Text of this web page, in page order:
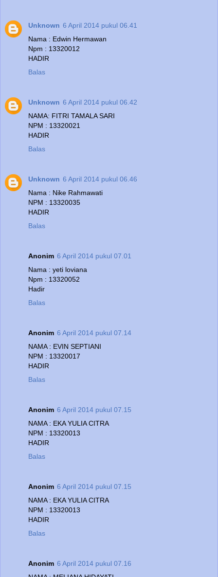
Unknown 6 April 2014 pukul 06.41
Nama : Edwin Hermawan
Npm : 13320012
HADIR
Balas
Unknown 6 April 2014 pukul 06.42
NAMA: FITRI TAMALA SARI
NPM : 13320021
HADIR
Balas
Unknown 6 April 2014 pukul 06.46
Nama : Nike Rahmawati
NPM : 13320035
HADIR
Balas
Anonim 6 April 2014 pukul 07.01
Nama : yeti loviana
Npm : 13320052
Hadir
Balas
Anonim 6 April 2014 pukul 07.14
NAMA : EVIN SEPTIANI
NPM : 13320017
HADIR
Balas
Anonim 6 April 2014 pukul 07.15
NAMA : EKA YULIA CITRA
NPM : 13320013
HADIR
Balas
Anonim 6 April 2014 pukul 07.15
NAMA : EKA YULIA CITRA
NPM : 13320013
HADIR
Balas
Anonim 6 April 2014 pukul 07.16